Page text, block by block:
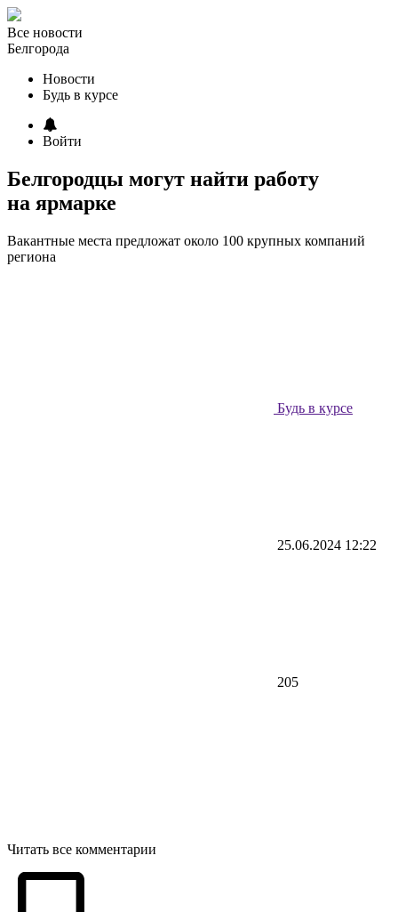
Все новости
Белгорода
Новости
Будь в курсе
Войти
Белгородцы могут найти работу
на ярмарке
Вакантные места предложат около 100 крупных компаний
региона
Будь в курсе
25.06.2024 12:22
205
Читать все комментарии